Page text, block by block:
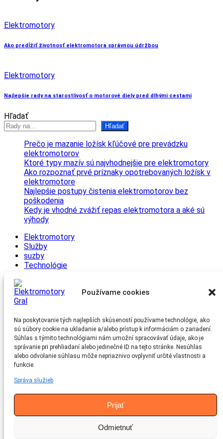
Používame cookies
Na poskytovanie tých najlepších skúseností používame technológie, ako
sú súbory cookie na ukladanie a/alebo prístup k informáciám o zariadení.
Súhlas s týmito technológiami nám umožní spracovávať údaje, ako je
správanie pri prehliadaní alebo jedinečné ID na tejto stránke. Nesúhlas
alebo odvolanie súhlasu môže nepriaznivo ovplyvniť určité vlastnosti a
funkcie.
Správa služieb
Prijať
Odmietnuť
Elektromotory
Ako predĺžiť životnosť elektromotora správnou údržbou
Elektromotory
Najlepšie rady na starostlivosť o motorové diely pred dlhými cestami
Hľadať
Hľadať
Prečo je mazanie ložísk kľúčové pre prevádzku
elektromotorov
Ktoré typy mazív sú najvhodnejšie pre elektromotory
Ako rozpoznať prvé príznaky opotrebovaných ložísk v
elektromotore
Najlepšie postupy čistenia elektromotorov bez
poškodenia
Kedy je vhodné zvážiť repas elektromotora a aké sú
výhody
Elektromotory
Služby
suzby
Technológie
Archív
júl 2025
jún 2025
máj 2025
apríl 2025
marec 2025
január 2025
Kontakt